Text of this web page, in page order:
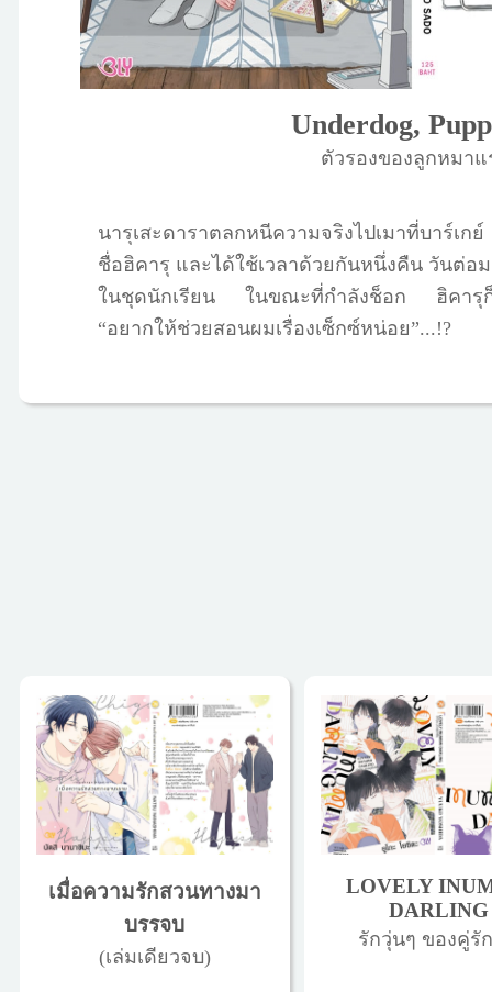
Underdog,
ตัวรองของลูกหมาแ
นารุเสะดาราตลกหนีความจริงไปเมาที่บาร์เ
ชื่อฮิคารุ และได้ใช้เวลาด้วยกันหนึ่งคืน วันต่อ
ในชุดนักเรียน ในขณะที่กำลังช็อก ฮิคารุก็เ
“อยากให้ช่วยสอนผมเรื่องเซ็กซ์หน่อย”...!?
เมื่อความรักสวนทางมา
บรรจบ
(เล่มเดียวจบ)
LOVELY
DARLING
รักวุ่นๆ ของคู่รั